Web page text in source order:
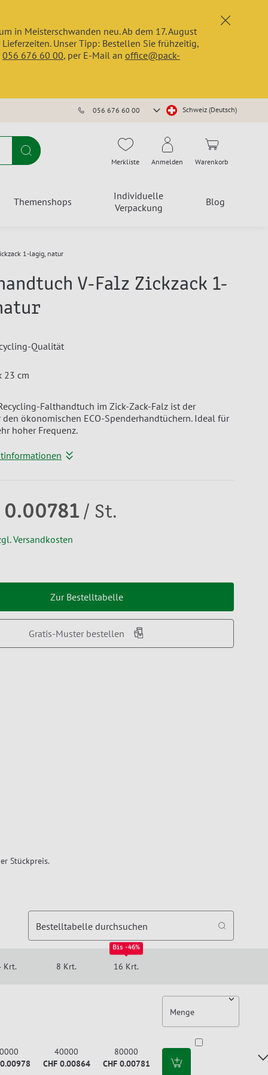
x
in Meisterschwanden neu. Ab dem 17. August
Unser Tipp: Bestellen Sie frühzeitig,
056 676 60 00, per E-Mail an office@pack-
056 676 60 00
Store
Schweiz (Deutsch)
Suche Merkliste Anmelden Warenkorb
Themenshops
Individuelle
Verpackung
Blog
1-lagig, natur
V-Falz Zickzack 1-
Qualität
23 cm
Falthandtuch im Zick-Zack-Falz ist der
ökonomischen ECO-Spenderhandtüchern. Ideal für
hoher Frequenz.
0.00781 / St.
Versandkosten
Zur Bestelltabelle
Gratis-Muster bestellen
Stückpreis.
Bestelltabelle durchsuchen
Krt. 8 Krt.
Bis -46%
16 Krt.
40000
CHF 0.00864
80000
CHF 0.00781
Menge